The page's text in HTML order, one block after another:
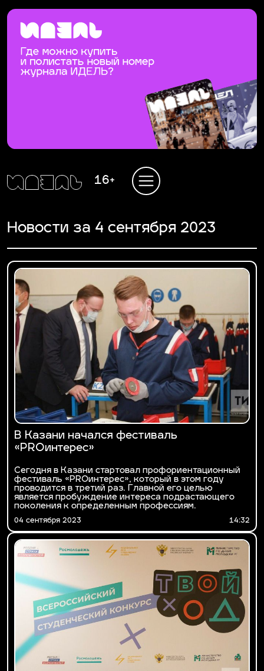
16+
Новости за 4 сентября 2023
В Казани начался фестиваль
«PROинтерес»
Сегодня в Казани стартовал профориентационный
фестиваль «PROинтерес», который в этом году
проводится в третий раз. Главной его целью
является пробуждение интереса подрастающего
поколения к определенным профессиям.
04 сентября 2023 14:32